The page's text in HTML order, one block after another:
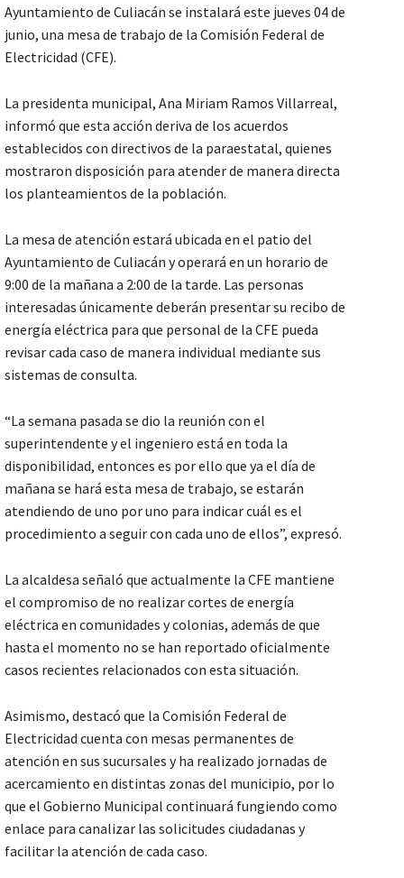
Ayuntamiento de Culiacán se instalará este jueves 04 de
junio, una mesa de trabajo de la Comisión Federal de
Electricidad (CFE).
La presidenta municipal, Ana Miriam Ramos Villarreal,
informó que esta acción deriva de los acuerdos
establecidos con directivos de la paraestatal, quienes
mostraron disposición para atender de manera directa
los planteamientos de la población.
La mesa de atención estará ubicada en el patio del
Ayuntamiento de Culiacán y operará en un horario de
9:00 de la mañana a 2:00 de la tarde. Las personas
interesadas únicamente deberán presentar su recibo de
energía eléctrica para que personal de la CFE pueda
revisar cada caso de manera individual mediante sus
sistemas de consulta.
“La semana pasada se dio la reunión con el
superintendente y el ingeniero está en toda la
disponibilidad, entonces es por ello que ya el día de
mañana se hará esta mesa de trabajo, se estarán
atendiendo de uno por uno para indicar cuál es el
procedimiento a seguir con cada uno de ellos”, expresó.
La alcaldesa señaló que actualmente la CFE mantiene
el compromiso de no realizar cortes de energía
eléctrica en comunidades y colonias, además de que
hasta el momento no se han reportado oficialmente
casos recientes relacionados con esta situación.
Asimismo, destacó que la Comisión Federal de
Electricidad cuenta con mesas permanentes de
atención en sus sucursales y ha realizado jornadas de
acercamiento en distintas zonas del municipio, por lo
que el Gobierno Municipal continuará fungiendo como
enlace para canalizar las solicitudes ciudadanas y
facilitar la atención de cada caso.